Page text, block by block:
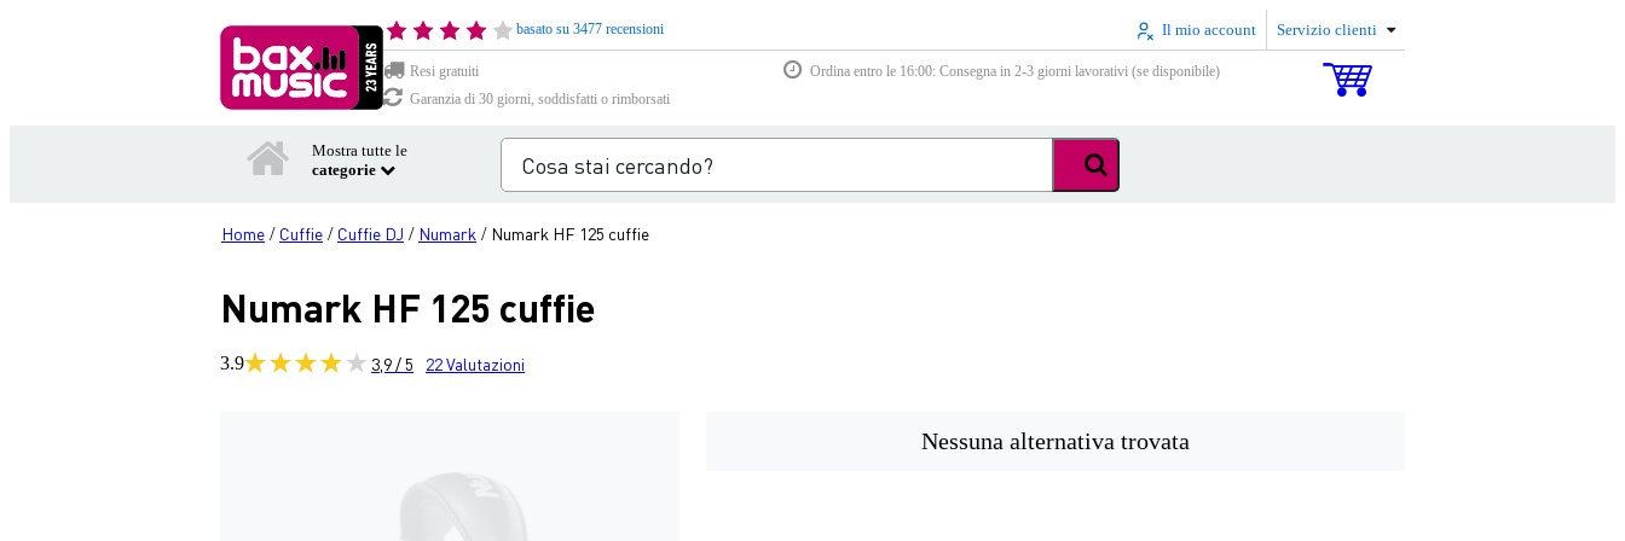
basato su 3477 recensioni Il mio account Servizio clienti
Resi gratuiti
Ordina entro le 16:00: Consegna in 2-3 giorni lavorativi (se disponibile)
Garanzia di 30 giorni, soddisfatti o rimborsati
Mostra tutte le
categorie
Home / Cuffie / Cuffie DJ / Numark / Numark HF 125 cuffie
Numark HF 125 cuffie
3.9 3,9 / 5 22Valutazioni
Nessuna alternativa trovata